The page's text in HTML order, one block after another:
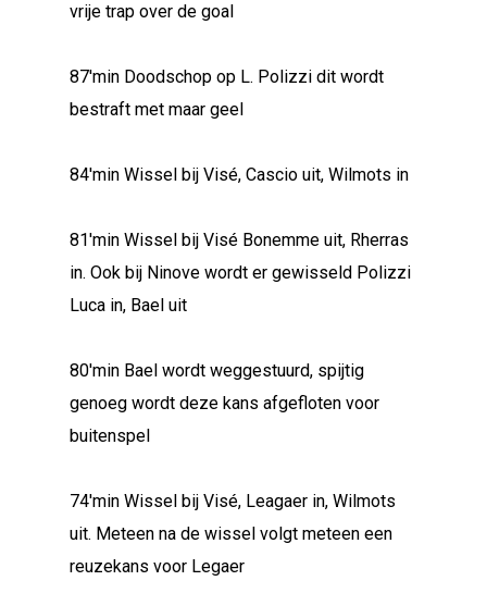
vrije trap over de goal
87'min Doodschop op L. Polizzi dit wordt
bestraft met maar geel
84'min Wissel bij Visé, Cascio uit, Wilmots in
81'min Wissel bij Visé Bonemme uit, Rherras
in. Ook bij Ninove wordt er gewisseld Polizzi
Luca in, Bael uit
80'min Bael wordt weggestuurd, spijtig
genoeg wordt deze kans afgefloten voor
buitenspel
74'min Wissel bij Visé, Leagaer in, Wilmots
uit. Meteen na de wissel volgt meteen een
reuzekans voor Legaer